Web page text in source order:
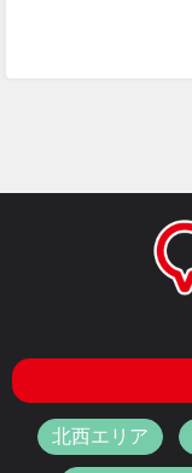
北西エリア